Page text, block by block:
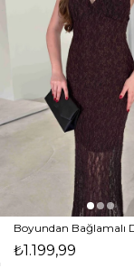
₺1.199,99